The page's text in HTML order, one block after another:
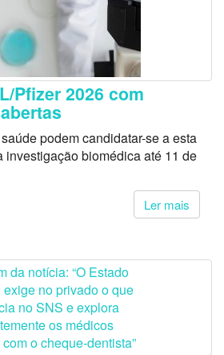
Pfizer 2026 com
podem candidatar-se a esta
investigação biomédica até 11 de
Ler mais